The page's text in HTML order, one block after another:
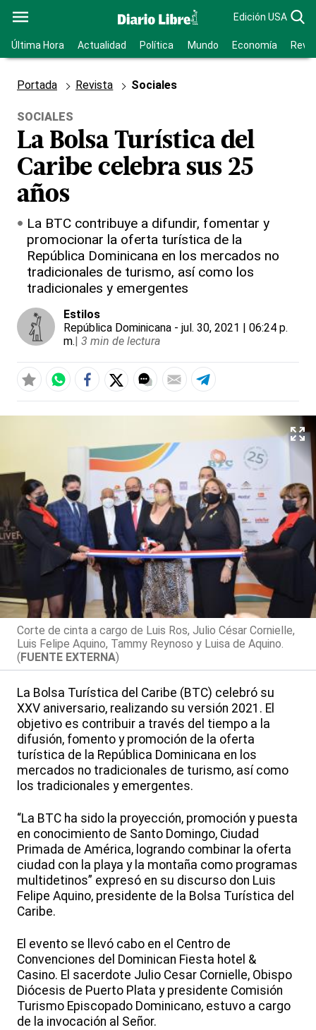
Edición USA
Última Hora Actualidad Política Mundo Economía
Portada Revista Sociales
SOCIALES
La Bolsa Turística del
Caribe celebra sus 25
años
La BTC contribuye a difundir, fomentar y
promocionar la oferta turística de la
República Dominicana en los mercados no
tradicionales de turismo, así como los
tradicionales y emergentes
Estilos
República Dominicana - jul. 30, 2021 | 06:24 p.
m.| 3 min de lectura
Corte de cinta a cargo de Luis Ros, Julio César Cornielle,
Luis Felipe Aquino, Tammy Reynoso y Luisa de Aquino.
(FUENTE EXTERNA)
La Bolsa Turística del Caribe (BTC) celebró su
XXV aniversario, realizando su versión 2021. El
objetivo es contribuir a través del tiempo a la
difusión, fomento y promoción de la oferta
turística de la República Dominicana en los
mercados no tradicionales de turismo, así como
los tradicionales y emergentes.
“La BTC ha sido la proyección, promoción y puesta
en conocimiento de Santo Domingo, Ciudad
Primada de América, logrando combinar la oferta
ciudad con la playa y la montaña como programas
multidetinos” expresó en su discurso don Luis
Felipe Aquino, presidente de la Bolsa Turística del
Caribe.
El evento se llevó cabo en el Centro de
Convenciones del Dominican Fiesta hotel &
Casino. El sacerdote Julio Cesar Cornielle, Obispo
Diócesis de Puerto Plata y presidente Comisión
Turismo Episcopado Dominicano, estuvo a cargo
de la invocación al Señor.